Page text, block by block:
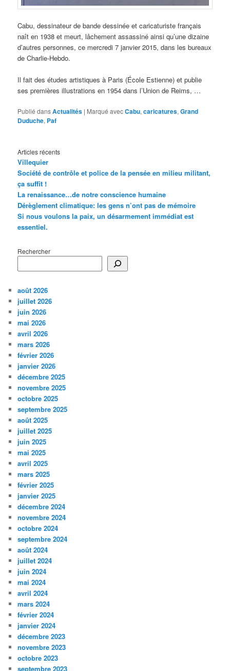
Cabu, dessinateur de bande dessinée et caricaturiste français
naît en 1938 et meurt, lâchement assassiné ainsi qu’une dizaine
d’autres personnes, ce mercredi 7 janvier 2015, dans les bureaux
de Charlie-Hebdo.
Il fait des études artistiques à Paris (École Estienne) et publie
ses premières illustrations en 1954 dans l’Union de Reims, …
Publié dansActualités | Marqué avecCabu,caricatures,Grand
Duduche, Paf
Articles récents
Villequier
Société de contrôle et police de la pensée en milieu militant,
ça suffit !
La renaissance…de notre conscience humaine
Dérèglement climatique: les gens n’ont pas de mémoire
Si nous voulons la paix, un désarmement immédiat est
essentiel.
Rechercher
août 2026
juillet 2026
juin 2026
mai 2026
avril 2026
mars 2026
février 2026
janvier 2026
décembre 2025
novembre 2025
octobre 2025
septembre 2025
août 2025
juillet 2025
juin 2025
mai 2025
avril 2025
mars 2025
février 2025
janvier 2025
décembre 2024
novembre 2024
octobre 2024
septembre 2024
août 2024
juillet 2024
juin 2024
mai 2024
avril 2024
mars 2024
février 2024
janvier 2024
décembre 2023
novembre 2023
octobre 2023
septembre 2023